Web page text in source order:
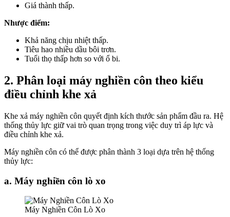
Giá thành thấp.
Nhược điểm:
Khả năng chịu nhiệt thấp.
Tiêu hao nhiều dầu bôi trơn.
Tuổi thọ thấp hơn so với ổ bi.
2. Phân loại máy nghiền côn theo kiểu
điều chỉnh khe xả
Khe xả máy nghiền côn quyết định kích thước sản phẩm đầu ra. Hệ
thống thủy lực giữ vai trò quan trọng trong việc duy trì áp lực và
điều chỉnh khe xả.
Máy nghiền côn có thể được phân thành 3 loại dựa trên hệ thống
thủy lực:
a. Máy nghiền côn lò xo
Máy Nghiền Côn Lò Xo